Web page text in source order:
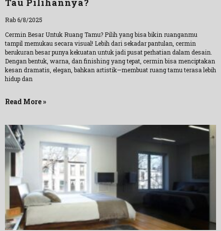
Tau Pilihannya?
Rab 6/8/2025
Cermin Besar Untuk Ruang Tamu? Pilih yang bisa bikin ruanganmu
tampil memukau secara visual! Lebih dari sekadar pantulan, cermin
berukuran besar punya kekuatan untuk jadi pusat perhatian dalam desain.
Dengan bentuk, warna, dan finishing yang tepat, cermin bisa menciptakan
kesan dramatis, elegan, bahkan artistik—membuat ruang tamu terasa lebih
hidup dan
Read More »